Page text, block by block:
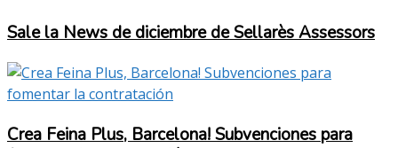
Sale la News de diciembre de Sellarès Assessors
Crea Feina Plus, Barcelona! Subvenciones para